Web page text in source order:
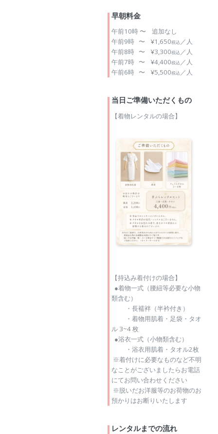
早朝料金
午前10時 〜 追加なし
午前9時 〜 ¥1,650税込 ／人
午前8時 〜 ¥3,300税込 ／人
午前7時 〜 ¥4,400税込 ／人
午前6時 〜 ¥5,500税込 ／人
当日ご準備いただくもの
【着物レンタルの場合】
【持込み着付けの場合】
●着物一式（腰紐等必要な小物
類含む）
・長襦袢（半衿付き）
・着物用肌着・足袋・タオ
ル 3~4 枚
●浴衣一式（小物類含む）
・浴衣用肌着・タオル2枚
※着付けに必要なものなど不明
なことがございましたらお電話
にてお問い合わせください
※脱いだお洋服等のお荷物のお
預かりはお断りいたします
レンタルまでの流れ